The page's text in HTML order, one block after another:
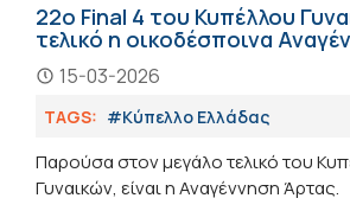
22ο Final 4 του Κυπέλλου
τελικό η οικοδέσποινα
15-03-2026
TAGS: #Κύπελλο Ελλάδας
Παρούσα στον μεγάλο τελικό του
Γυναικών, είναι η Αναγέννηση Άρτας.